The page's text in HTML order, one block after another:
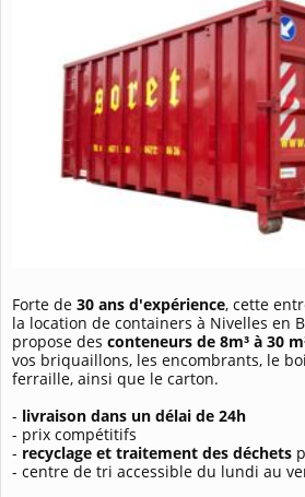
Forte de 30 ans d'expérience, cette
la location de containers à Nivelles en
propose des conteneurs de 8m³ à 30
vos briquaillons, les encombrants, le
ferraille, ainsi que le carton.
- livraison dans un délai de 24h
- prix compétitifs
- recyclage et traitement des déchets
- centre de tri accessible du lundi au